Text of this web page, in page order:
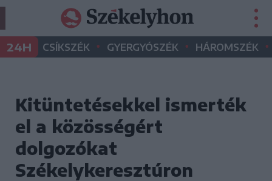
24H CSÍKSZÉK • GYERGYÓSZÉK • HÁROMSZÉK •
Kitüntetésekkel ismerték
el a közösségért
dolgozókat
Székelykeresztúron